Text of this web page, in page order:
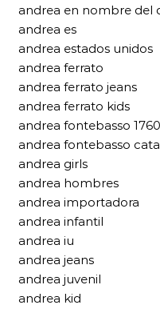
andrea en nombre del
andrea es
andrea estados unidos
andrea ferrato
andrea ferrato jeans
andrea ferrato kids
andrea fontebasso
andrea fontebasso
andrea girls
andrea hombres
andrea importadora
andrea infantil
andrea iu
andrea jeans
andrea juvenil
andrea kid